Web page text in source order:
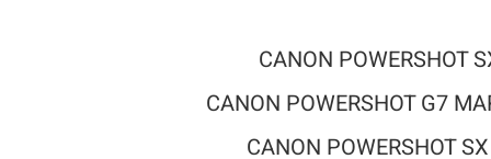
CANON POWERSHOT
CANON POWERSHOT G7
CANON POWERSHOT